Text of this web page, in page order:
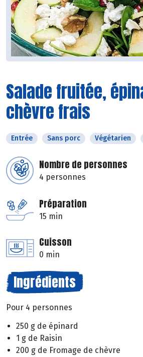
Salade fruitée,
chèvre frais
Entrée Sans porc Végétarien
Nombre de personnes
4 personnes
Préparation
15 min
Cuisson
0 min
Ingrédients
Pour 4 personnes
250 g de épinard
1 g de Raisin
200 g de Fromage de chèvre